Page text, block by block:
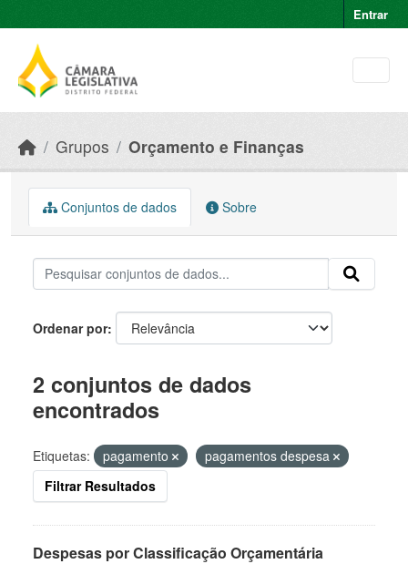
Entrar
Grupos Orçamento e Finanças
Conjuntos de dados Sobre
Ordenar por
2 conjuntos de dados
encontrados
Etiquetas: pagamento
pagamentos despesa
Filtrar Resultados
Despesas por Classificação Orçamentária